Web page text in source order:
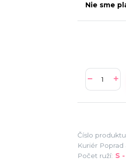
Nie sme
Číslo
Kuriér Poprad
Počet ruží: S